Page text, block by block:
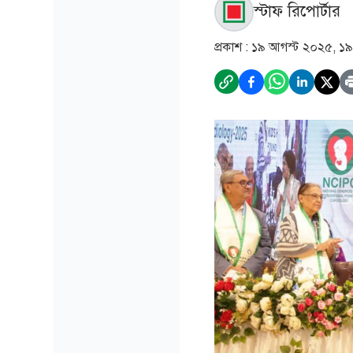
স্টাফ রিপোর্টার
প্রকাশ : ১৯ আগস্ট ২০২৫,